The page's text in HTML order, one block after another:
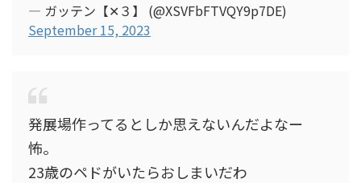
— ガッテン【✕３】 (@XSVFbFTVQY9p7DE)
September 15, 2023
発展場作ってるとしか思えないんだよなー
怖。
23歳のペドがいたらおしまいだわ